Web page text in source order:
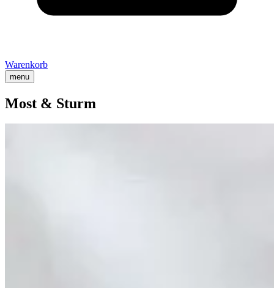
Warenkorb
menu
Most & Sturm